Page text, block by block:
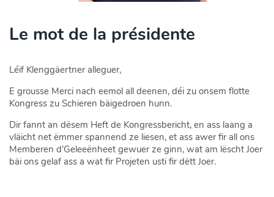
Le mot de la présidente
Léif Klenggäertner alleguer,
E grousse Merci nach eemol all deenen, déi zu onsem flotte
Kongress zu Schieren bäigedroen hunn.
Dir fannt an dësem Heft de Kongressbericht, en ass laang a
vläicht net ëmmer spannend ze liesen, et ass awer fir all ons
Memberen d’Geleeënheet gewuer ze ginn, wat am lëscht Joer
bäi ons gelaf ass a wat fir Projeten usti fir dëtt Joer.